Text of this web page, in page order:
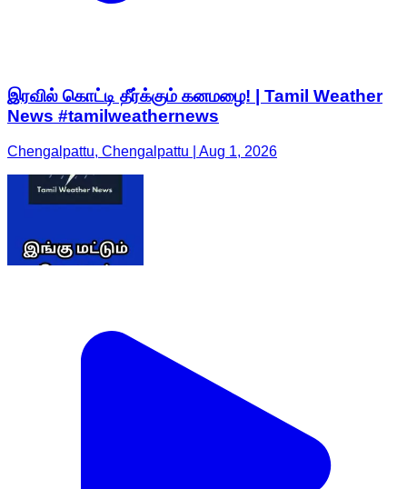
இரவில் கொட்டி தீர்க்கும் கனமழை! | Tamil Weather
News #tamilweathernews
Chengalpattu, Chengalpattu | Aug 1, 2026